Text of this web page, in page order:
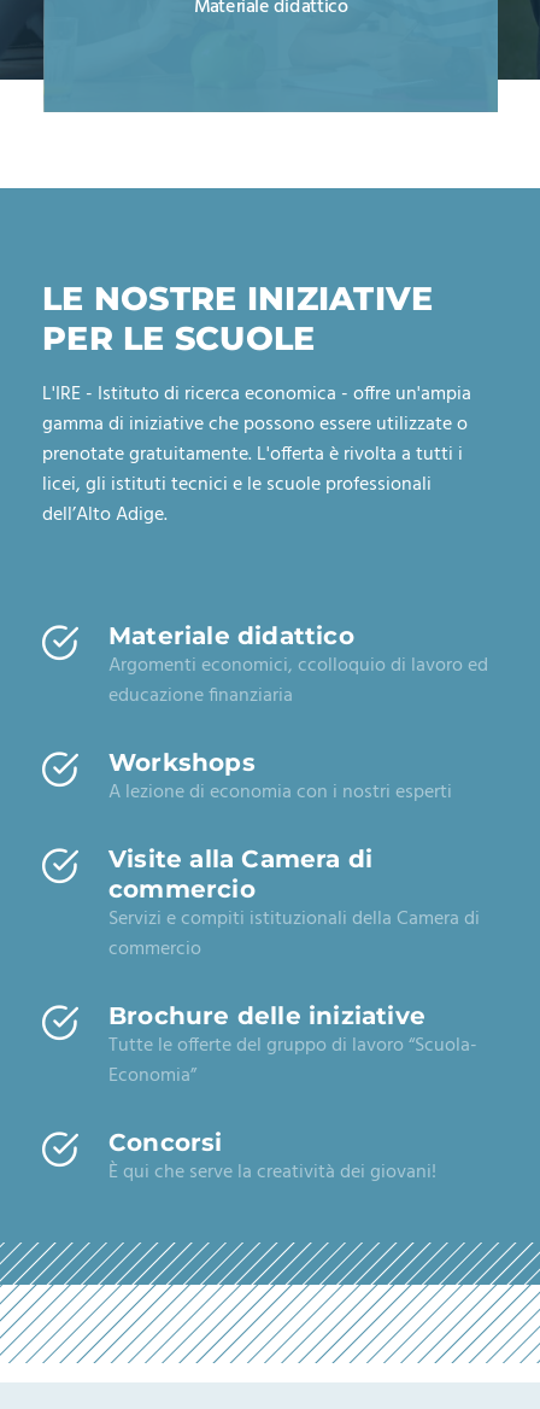
Materiale didattico
LE NOSTRE INIZIATIVE
PER LE SCUOLE
L'IRE - Istituto di ricerca economica - offre un'ampia
gamma di iniziative che possono essere utilizzate o
prenotate gratuitamente. L'offerta è rivolta a tutti i
licei, gli istituti tecnici e le scuole professionali
dell’Alto Adige.
Materiale didattico
Argomenti economici, ccolloquio di lavoro ed
educazione finanziaria
Workshops
A lezione di economia con i nostri esperti
Visite alla Camera di
commercio
Servizi e compiti istituzionali della Camera di
commercio
Brochure delle iniziative
Tutte le offerte del gruppo di lavoro “Scuola-
Economia”
Concorsi
È qui che serve la creatività dei giovani!